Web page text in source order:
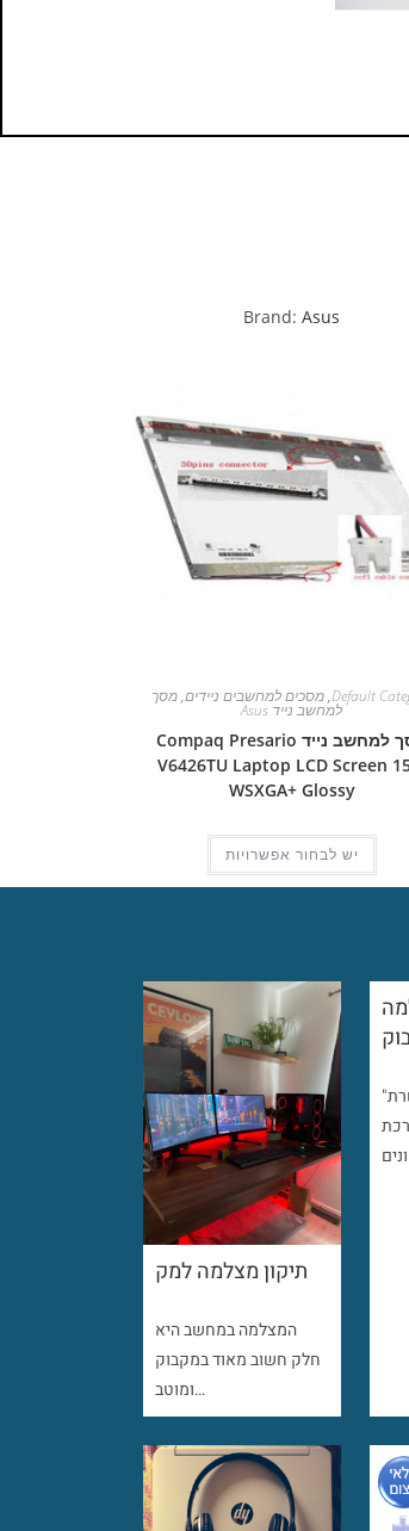
Brand: Asus
Default
,מסכים למחשבים ניידים,מסך
למחשב נייד Asus
מסך למחשב נייד Compaq Presario
V6426TU Laptop LCD Screen
WSXGA+ Glossy
יש לבחור אפשרויות
תיקון מצלמה למק
המצלמה במחשב היא
חלק חשוב מאוד במקבוק
ומוטב…
"אתר המסכים" משרת